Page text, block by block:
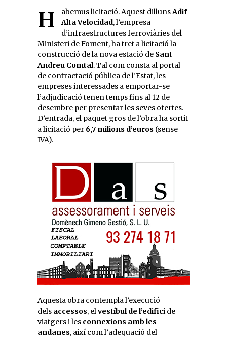
Habemus licitació. Aquest dillunsAdif
Alta Velocidad, l’empresa
d’infraestructures ferroviàries del
Ministeri de Foment, ha tret a licitació la
construcció de la nova estació de Sant
Andreu Comtal. Tal com consta al portal
de contractació pública de l’Estat, les
empreses interessades a emportar-se
l’adjudicació tenen temps fins al 12 de
desembre per presentar les seves ofertes.
D’entrada, el paquet gros de l’obra ha sortit
a licitació per 6,7 milions d’euros (sense
IVA).
Aquesta obra contempla l’execució
dels accessos, elvestíbul de l’edifici de
viatgers i les connexions amb les
andanes, així com l’adequació del